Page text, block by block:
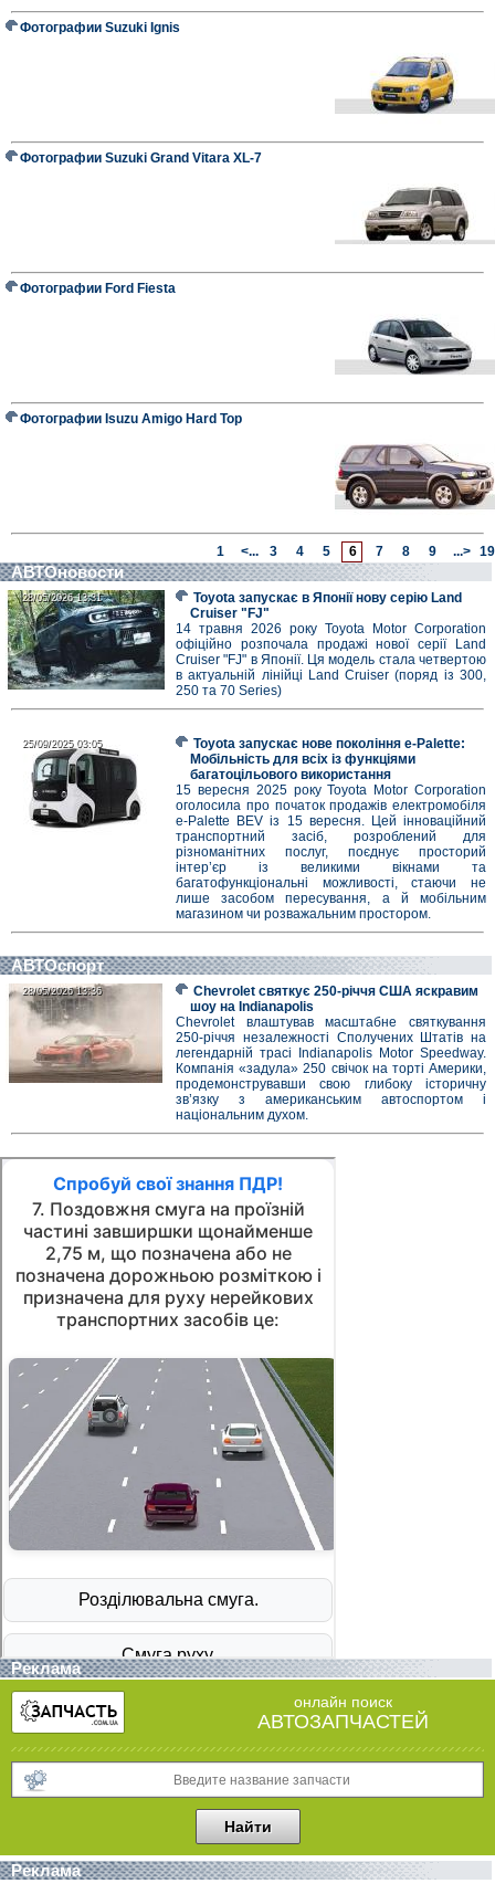
Фотографии Suzuki Ignis
Фотографии Suzuki Grand Vitara XL-7
Фотографии Ford Fiesta
Фотографии Isuzu Amigo Hard Top
1 <... 3 4 5 6 7 8 9 ...> 19
АВТОновости
28/05/2026 13:31
28/05/2026 13:31
Toyota запускає в Японії нову серію Land
Cruiser "FJ"
14 травня 2026 року Toyota Motor Corporation
офіційно розпочала продажі нової серії Land
Cruiser "FJ" в Японії. Ця модель стала четвертою
в актуальній лінійці Land Cruiser (поряд із 300,
250 та 70 Series)
25/09/2025 03:05
25/09/2025 03:05
Toyota запускає нове покоління e-Palette:
Мобільність для всіх із функціями
багатоцільового використання
15 вересня 2025 року Toyota Motor Corporation
оголосила про початок продажів електромобіля
e-Palette BEV із 15 вересня. Цей інноваційний
транспортний засіб, розроблений для
різноманітних послуг, поєднує просторий
інтер’єр із великими вікнами та
багатофункціональні можливості, стаючи не
лише засобом пересування, а й мобільним
магазином чи розважальним простором.
АВТОспорт
28/05/2026 13:36
28/05/2026 13:36
Chevrolet святкує 250-річчя США яскравим
шоу на Indianapolis
Chevrolet влаштував масштабне святкування
250-річчя незалежності Сполучених Штатів на
легендарній трасі Indianapolis Motor Speedway.
Компанія «задула» 250 свічок на торті Америки,
продемонструвавши свою глибоку історичну
зв’язку з американським автоспортом і
національним духом.
Реклама
онлайн поиск
АВТОЗАПЧАСТЕЙ
Реклама